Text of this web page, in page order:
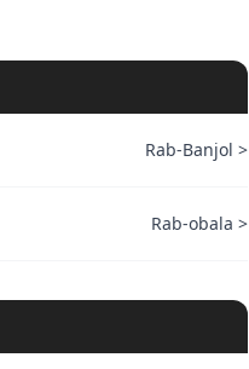
Rab-Banjol >
Rab-obala >